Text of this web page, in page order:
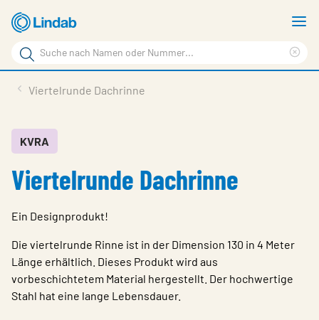
Zum
Hauptinhalt
springen
Suchbegriff
Seite
durchsuchen
Inspiration
Referenzen
Wähle Sprache
Germany - Profile
Viertelrunde Dachrinne
KVRA
Viertelrunde Dachrinne
Ein Designprodukt!
Die viertelrunde Rinne ist in der Dimension 130 in 4 Meter
Länge erhältlich. Dieses Produkt wird aus
vorbeschichtetem Material hergestellt. Der hochwertige
Stahl hat eine lange Lebensdauer.